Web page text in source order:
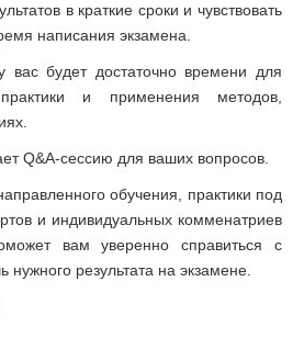
в краткие сроки и чувствовать
написания экзамена.
вас будет достаточно времени для
практики и применения методов,
Q&A-сессию для ваших вопросов.
обучения, практики под
и индивидуальных комменатриев
вам уверенно справиться с
нужного результата на экзамене.